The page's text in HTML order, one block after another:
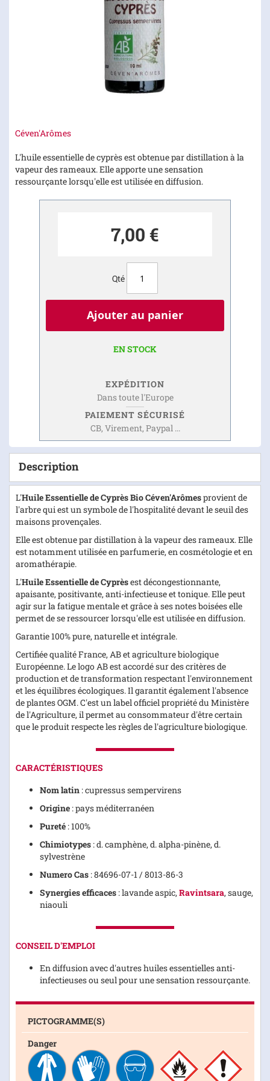
Céven'Arômes
L'huile essentielle de cyprès est obtenue par distillation à la
vapeur des rameaux. Elle apporte une sensation
ressourçante lorsqu'elle est utilisée en diffusion.
7,00 €
Qté
Ajouter au panier
EN STOCK
EXPÉDITION
Dans toute l'Europe
PAIEMENT SÉCURISÉ
CB, Virement, Paypal ...
Skip
the
beginning
of
Description
L'Huile Essentielle de Cyprès Bio Céven'Arômesprovient de
l'arbre qui est un symbole de l'hospitalité devant le seuil des
maisons provençales.
Elle est obtenue par distillation à la vapeur des rameaux. Elle
est notamment utilisée en parfumerie, en cosmétologie et en
aromathérapie.
L'Huile Essentielle de Cyprèsest décongestionnante,
apaisante, positivante, anti-infectieuse et tonique. Elle peut
agir sur la fatigue mentale et grâce à ses notes boisées elle
permet de se ressourcer lorsqu'elle est utilisée en diffusion.
Garantie 100% pure, naturelle et intégrale.
Certifiée qualité France, AB et agriculture biologique
Européenne. Le logo AB est accordé sur des critères de
production et de transformation respectant l'environnement
et les équilibres écologiques. Il garantit également l'absence
de plantes OGM. C'est un label officiel propriété du Ministère
de l'Agriculture, il permet au consommateur d'être certain
que le produit respecte les règles de l'agriculture biologique.
CARACTÉRISTIQUES
Nom latin : cupressus sempervirens
Origine : pays méditerranéen
Pureté : 100%
Chimiotypes : d. camphène, d. alpha-pinène, d.
sylvestrène
Numero Cas : 84696-07-1 / 8013-86-3
Synergies efficaces : lavande aspic,Ravintsara, sauge,
niaouli
CONSEIL D'EMPLOI
En diffusion avec d'autres huiles essentielles anti-
infectieuses ou seul pour une sensation ressourçante.
PICTOGRAMME(S)
Danger